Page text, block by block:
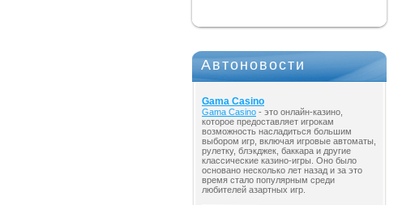
Автоновости
Gama Casino
Gama Casino - это онлайн-казино,
которое предоставляет игрокам
возможность насладиться большим
выбором игр, включая игровые автоматы,
рулетку, блэкджек, баккара и другие
классические казино-игры. Оно было
основано несколько лет назад и за это
время стало популярным среди
любителей азартных игр.